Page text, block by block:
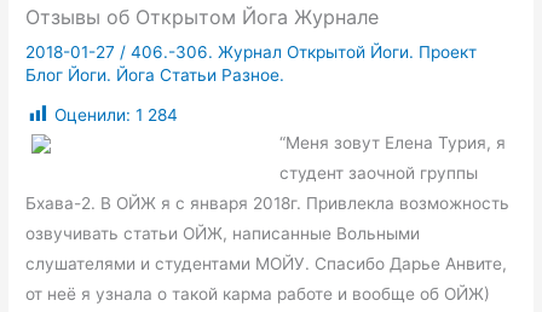
Отзывы об Открытом Йога Журнале
2018-01-27 /406.-306. Журнал Открытой Йоги. Проект
Блог Йоги. Йога Статьи Разное.
Оценили: 1 284
“Меня зовут Елена Турия, я
студент заочной группы
Бхава-2. В ОЙЖ я с января 2018г. Привлекла возможность
озвучивать статьи ОЙЖ, написанные Вольными
слушателями и студентами МОЙУ. Спасибо Дарье Анвите,
от неё я узнала о такой карма работе и вообще об ОЙЖ)